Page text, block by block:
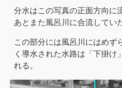
分水はこの写真の正面方向に
あとまた風呂川に合流してい
この部分には風呂川にはめず
く導水された水路は「下掛け
れる。